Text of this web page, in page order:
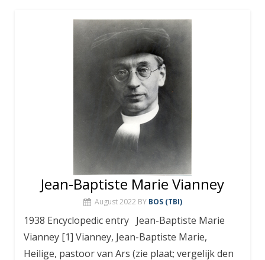
Jean-Baptiste Marie Vianney
August 2022 BY BOS (TBI)
1938 Encyclopedic entry Jean-Baptiste Marie
Vianney [1] Vianney, Jean-Baptiste Marie,
Heilige, pastoor van Ars (zie plaat; vergelijk den